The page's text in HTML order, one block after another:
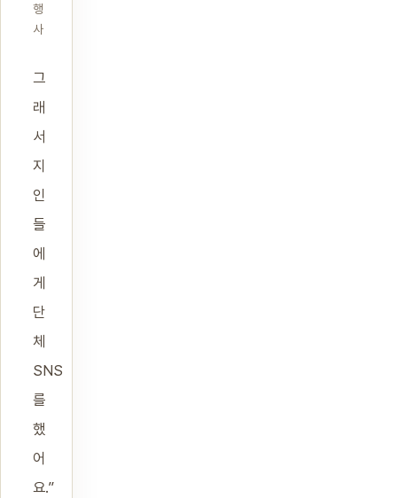
행
사
그
래
서
지
인
들
에
게
단
체
SNS
를
했
어
요.”